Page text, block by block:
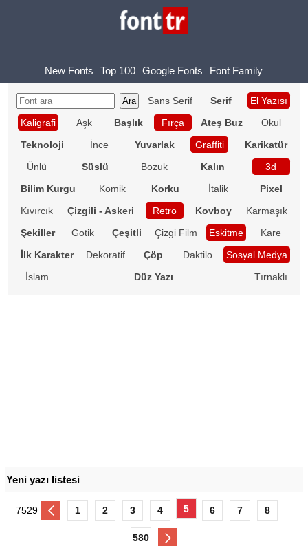
New Fonts Top 100 Google Fonts Font Family
Sans Serif Serif
El Yazısı
Kaligrafi
Aşk Başlık Fırça Ateş Buz
Okul
Teknoloji
İnce Yuvarlak Graffiti
Karikatür
Ünlü
Süslü Bozuk Kalın
3d
Bilim Kurgu
Komik Korku İtalik
Pixel
Kıvırcık
Çizgili - Askeri Retro Kovboy
Karmaşık
Şekiller
Gotik Çeşitli Çizgi Film Eskitme
Kare
İlk Karakter
Dekoratif Çöp Daktilo
Sosyal Medya
İslam
Düz Yazı Tırnaklı
Yeni yazı listesi
7529 1 2 3 4 5 6 7 8
580